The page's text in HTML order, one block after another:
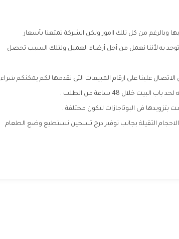
وبالرغم من كل تلك اامور ولكن الشركة تمتعنا بأسعار
توجد به لأننا نعمل من أجل أرضاء العميل ولتلك السبب تحصل
علينا على ارقام المبيعات التى نقدمها لكم يمكنكم شراء
خلال 48 ساعة من الطلب .
فى البوتاجازات لتكون مختلفة .
الثقيلة بجانب توفير درج تسخين نستطيع وضع الطعام